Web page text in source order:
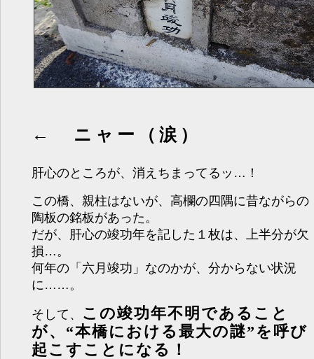
← ニャー（涙）
肝心のところが、消えちまってるッ…！
この橋、親柱はないが、高欄の四隅に昔ながらの
陶板の銘板があった。
だが、肝心の竣功年を記した１枚は、上半分が欠
損…。
何年の「六月竣功」なのかが、分からない状況
に……。
そして、
この竣功年不明であること
が、“本橋における最大の謎”を呼び
起こすことになる！